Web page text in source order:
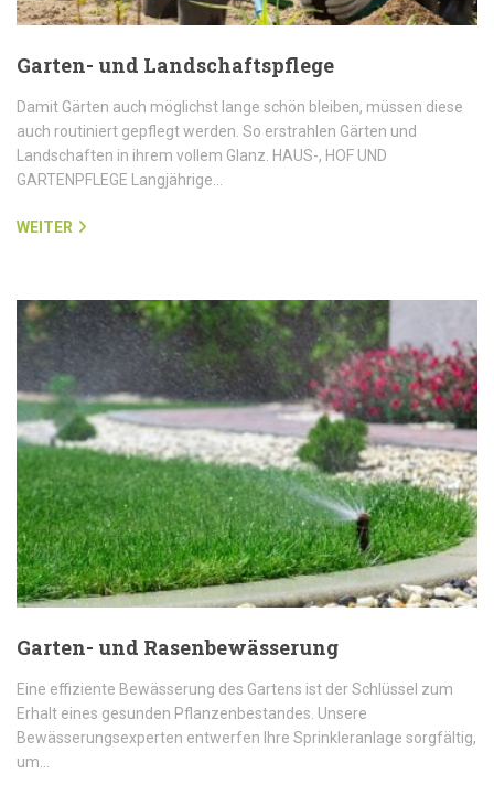
Garten- und Landschaftspflege
Damit Gärten auch möglichst lange schön bleiben, müssen diese
auch routiniert gepflegt werden. So erstrahlen Gärten und
Landschaften in ihrem vollem Glanz. HAUS-, HOF UND
GARTENPFLEGE Langjährige…
WEITER
Garten- und Rasenbewässerung
Eine effiziente Bewässerung des Gartens ist der Schlüssel zum
Erhalt eines gesunden Pflanzenbestandes. Unsere
Bewässerungsexperten entwerfen Ihre Sprinkleranlage sorgfältig,
um…